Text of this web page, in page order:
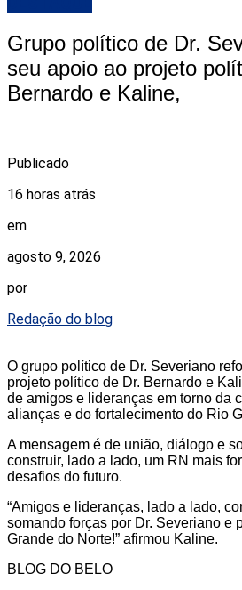
Grupo político de Dr.
seu apoio ao projeto
Bernardo e Kaline,
Publicado
16 horas atrás
em
agosto 9, 2026
por
Redação do blog
O grupo político de Dr. Severiano
projeto político de Dr. Bernardo e
de amigos e lideranças em torno da
alianças e do fortalecimento do Rio
A mensagem é de união, diálogo e
construir, lado a lado, um RN mais
desafios do futuro.
“Amigos e lideranças, lado a lado,
somando forças por Dr. Severiano e
Grande do Norte!” afirmou Kaline.
BLOG DO BELO